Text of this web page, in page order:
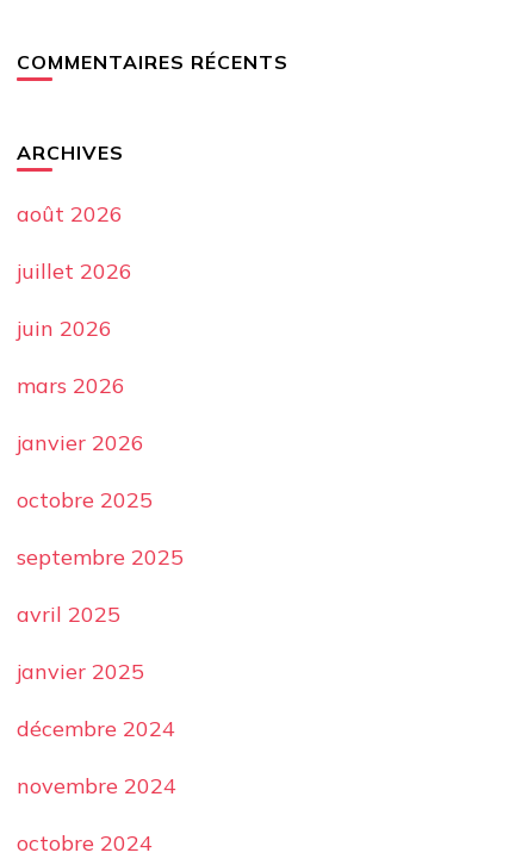
COMMENTAIRES RÉCENTS
ARCHIVES
août 2026
juillet 2026
juin 2026
mars 2026
janvier 2026
octobre 2025
septembre 2025
avril 2025
janvier 2025
décembre 2024
novembre 2024
octobre 2024